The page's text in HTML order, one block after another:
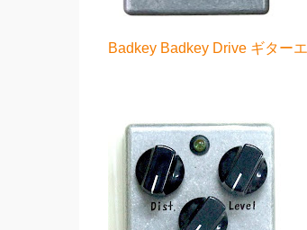
Badkey Badkey Drive ギター